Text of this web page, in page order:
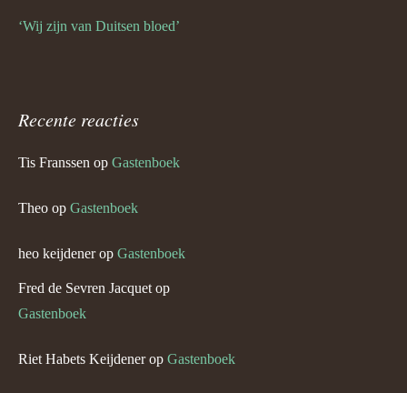
‘Wij zijn van Duitsen bloed’
Recente reacties
Tis Franssen op Gastenboek
Theo op Gastenboek
heo keijdenerop Gastenboek
Fred de Sevren Jacquet op
Gastenboek
Riet Habets Keijdenerop Gastenboek